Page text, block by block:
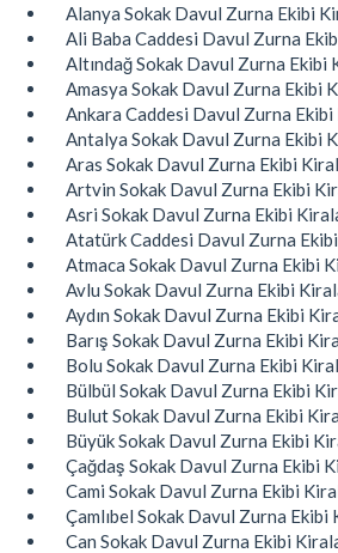
Alanya Sokak Davul Zurna Ekibi
Ali Baba Caddesi Davul Zurna
Altındağ Sokak Davul Zurna Ekibi
Amasya Sokak Davul Zurna Ekibi
Ankara Caddesi Davul Zurna Ekibi
Antalya Sokak Davul Zurna Ekibi
Aras Sokak Davul Zurna Ekibi
Artvin Sokak Davul Zurna Ekibi
Asri Sokak Davul Zurna Ekibi
Atatürk Caddesi Davul Zurna
Atmaca Sokak Davul Zurna Ekibi
Avlu Sokak Davul Zurna Ekibi
Aydın Sokak Davul Zurna Ekibi
Barış Sokak Davul Zurna Ekibi
Bolu Sokak Davul Zurna Ekibi
Bülbül Sokak Davul Zurna Ekibi
Bulut Sokak Davul Zurna Ekibi
Büyük Sokak Davul Zurna Ekibi
Çağdaş Sokak Davul Zurna Ekibi
Cami Sokak Davul Zurna Ekibi
Çamlıbel Sokak Davul Zurna Ekibi
Can Sokak Davul Zurna Ekibi